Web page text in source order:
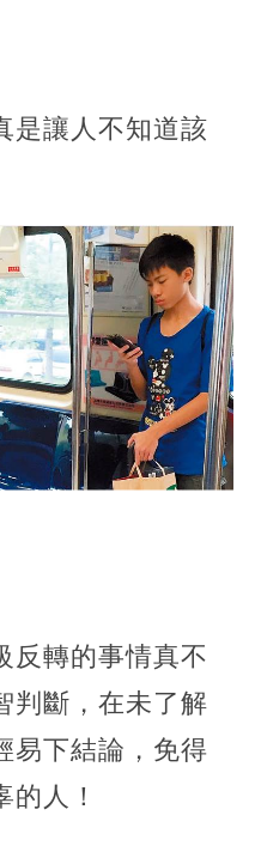
是讓人不知道該
反轉的事情真不
判斷，在未了解
易下結論，免得
人！